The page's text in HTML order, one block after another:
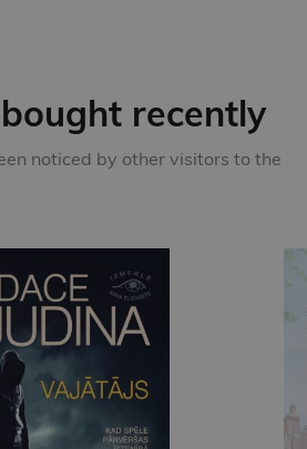
recently
noticed by other visitors to the